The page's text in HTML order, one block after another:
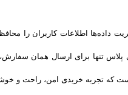
داده‌ها اطلاعات کاربران را
تنها برای ارسال همان
که تجربه‌ خریدی امن، راحت و